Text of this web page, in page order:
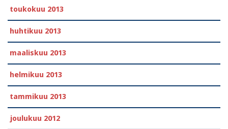
toukokuu 2013
huhtikuu 2013
maaliskuu 2013
helmikuu 2013
tammikuu 2013
joulukuu 2012